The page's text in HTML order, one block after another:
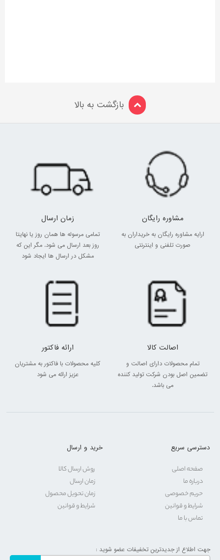
بازگشت به بالا
مشاوره رایگان
ارایه مشاوره رایگان به خریداران به
صورت تلفنی و اینترنتی
زمان ارسال
تمامی مرسوله ها همان روز یا نهایتا
روز بعد ارسال می شود. مگر این که
مشکل در ارسال ها ایجاد شود
اصالت کالا
تمام محصولات دارای اصالت و
تضمین اصل بودن شرکت تولید کننده
می باشد.
ارائه فاکتور
کلیه محصولات با فاکتور به مشتریان
عزیز ارائه می شود
دسترسی سریع
صفحه اصلی
درباره ما
حریم خصوصی
شرایط و قوانین
تماس با ما
خرید و ارسال
روش ارسال کالا
زمان ارسال
زمان تحویل محصول
شرایط و قوانین
جهت اطلاع از جدیدترین تخفیفات عضو شوید :